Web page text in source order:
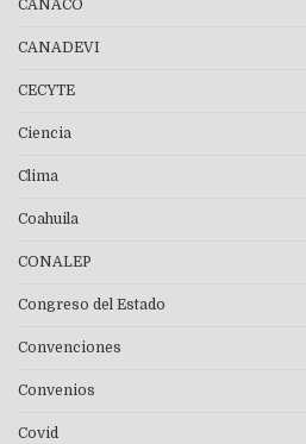
CANACO
CANADEVI
CECYTE
Ciencia
Clima
Coahuila
CONALEP
Congreso del Estado
Convenciones
Convenios
Covid